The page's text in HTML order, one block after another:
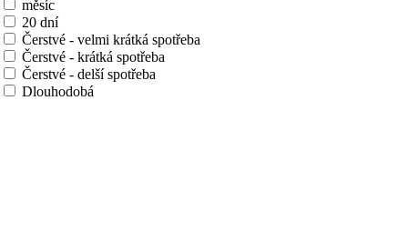
měsíc
20 dní
Čerstvé - velmi krátká spotřeba
Čerstvé - krátká spotřeba
Čerstvé - delší spotřeba
Dlouhodobá